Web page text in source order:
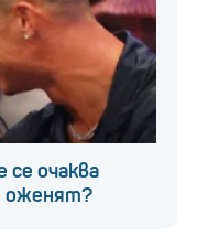
се очаква
оженят?